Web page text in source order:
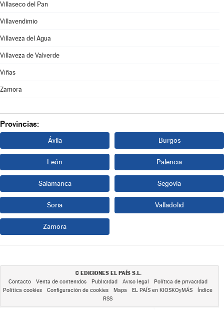
Villaseco del Pan
Villavendimio
Villaveza del Agua
Villaveza de Valverde
Viñas
Zamora
Provincias:
Ávila Burgos
León Palencia
Salamanca Segovia
Soria Valladolid
Zamora
© EDICIONES EL PAÍS S.L.
Contacto Venta de contenidos Publicidad Aviso legal
Política de privacidad
Política cookies
Configuración de cookies Mapa EL PAÍS en KIOSKOyMÁS
Índice
RSS